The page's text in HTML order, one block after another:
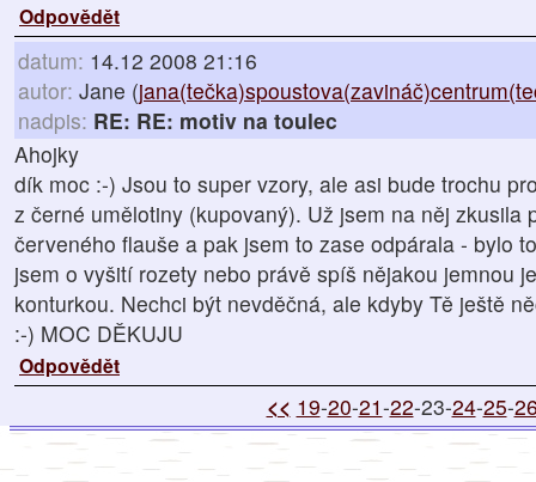
Odpovědět
datum: 14.12 2008 21:16
autor: Jane (
nadpis: RE: RE: motiv na toulec
Ahojky
dík moc :-) Jsou to super vzory, ale asi bude trochu
z černé umělotiny (kupovaný). Už jsem na něj zkusila
červeného flauše a pak jsem to zase odpárala - bylo
jsem o vyšití rozety nebo právě spíš nějakou jemnou
konturkou. Nechci být nevděčná, ale kdyby Tě ještě
:-) MOC DĚKUJU
Odpovědět
<< 19-20-21-22-23-24-25-